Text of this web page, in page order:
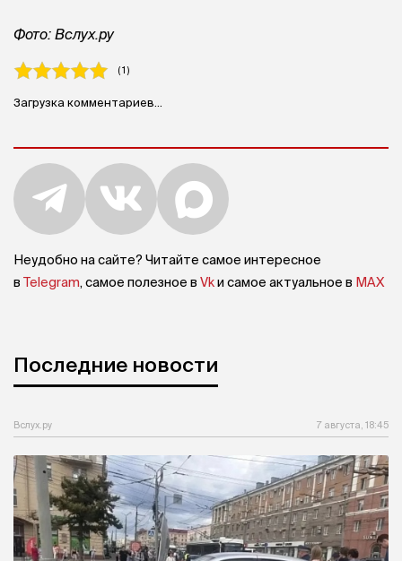
Фото: Вслух.ру
( 1 )
Загрузка комментариев...
Неудобно на сайте? Читайте самое интересное
в Telegram, самое полезное в Vkи самое актуальное в MAX
Последние новости
Вслух.ру 7 августа, 18:45